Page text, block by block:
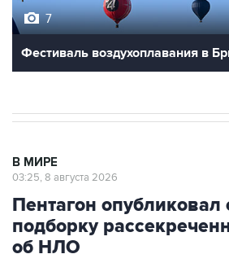
Фестиваль воздухоплавания в
Пентагон опубликовал
подборку
об НЛО
Москва. 8 августа.